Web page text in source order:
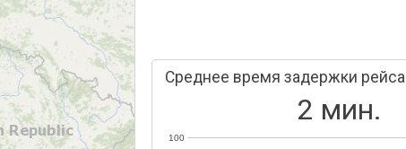
Среднее время задержки рейса
2 мин.
100